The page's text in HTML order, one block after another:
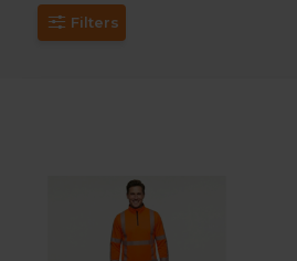
Filters